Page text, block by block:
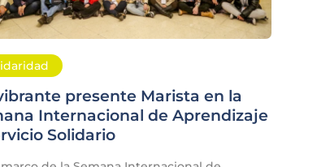
presente Marista en la
Internacional de Aprendizaje
Solidario